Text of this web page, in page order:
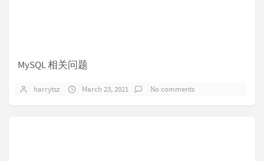
MySQL 相关问题
harrytsz March 23, 2021 No comments